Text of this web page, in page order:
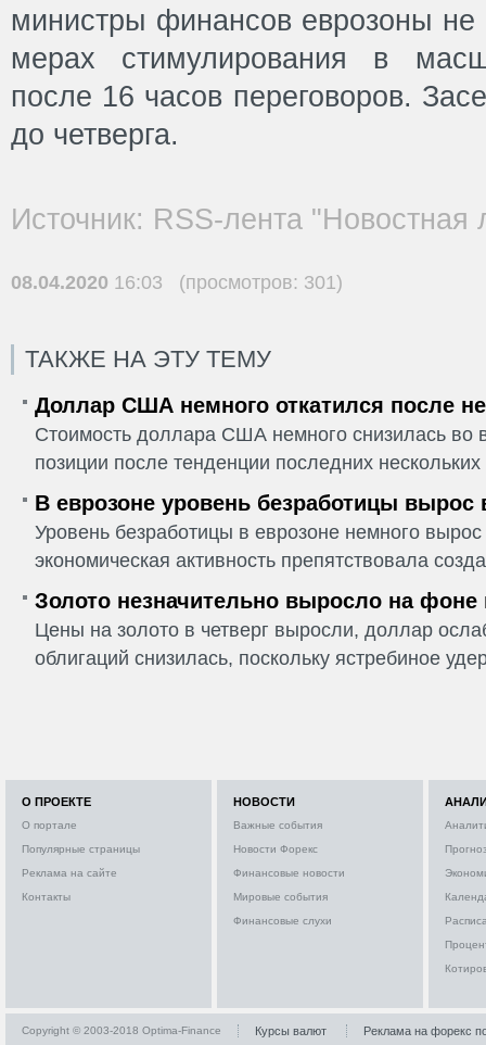
министры финансов еврозоны не
мерах стимулирования в
после 16 часов переговоров.
до четверга.
Источник: RSS-лента "Новостная
08.04.2020 16:03 (просмотров: 301)
ТАКЖЕ НА ЭТУ ТЕМУ
Доллар США немного откатился после
Стоимость доллара США немного снизилась во
позиции после тенденции последних
В еврозоне уровень безработицы вырос
Уровень безработицы в еврозоне немного
экономическая активность препятствовала
Золото незначительно выросло на фоне
Цены на золото в четверг выросли, доллар
облигаций снизилась, поскольку ястребиное
О ПРОЕКТЕ
О портале
Популярные страницы
Реклама на сайте
Контакты
НОВОСТИ
Важные события
Новости Форекс
Финансовые новости
Мировые события
Финансовые слухи
Copyright © 2003-2018 Optima-Finance Курсы валют Реклама на форекс